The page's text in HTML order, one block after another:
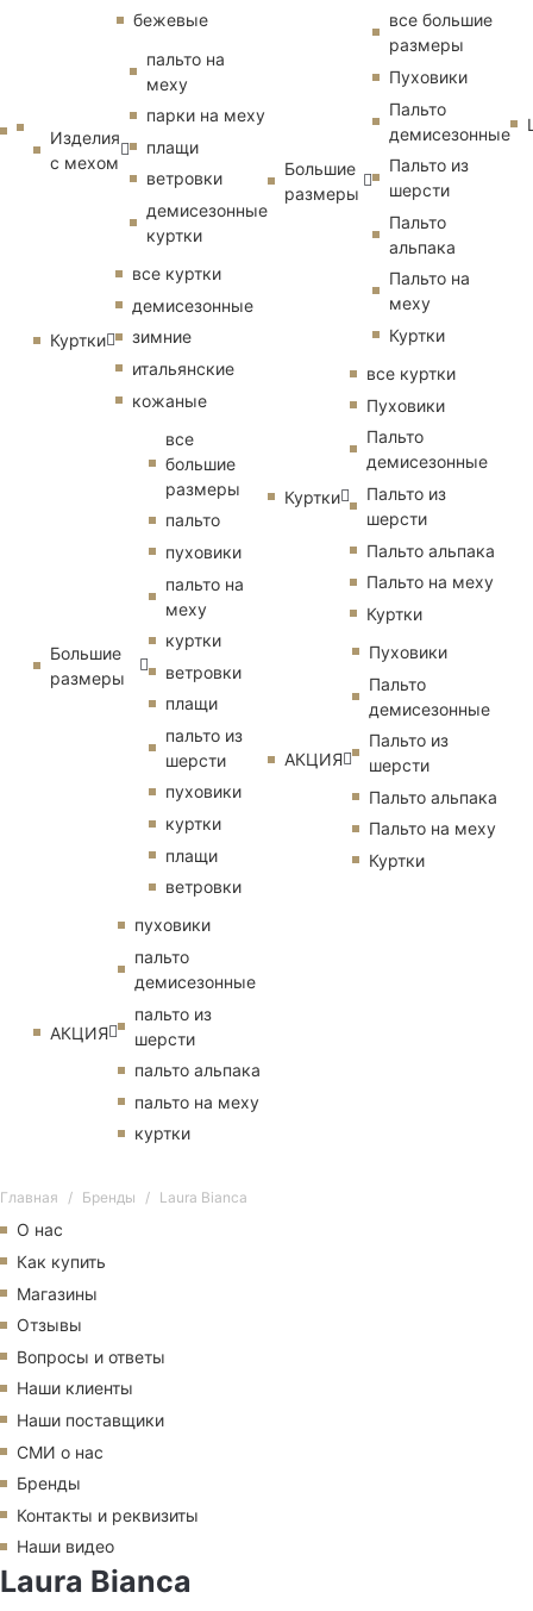
бежевые
Изделия
с мехом
пальто на
меху
парки на меху
плащи
ветровки
демисезонные
куртки
Куртки
все куртки
демисезонные
зимние
итальянские
кожаные
Большие
размеры
все
большие
размеры
пальто
пуховики
пальто на
меху
куртки
ветровки
плащи
пальто из
шерсти
пуховики
куртки
плащи
ветровки
АКЦИЯ
пуховики
пальто
демисезонные
пальто из
шерсти
пальто альпака
пальто на меху
куртки
Большие
размеры
все большие
размеры
Пуховики
Пальто
демисезонные
Пальто из
шерсти
Пальто
альпака
Пальто на
меху
Куртки
Куртки
все куртки
Пуховики
Пальто
демисезонные
Пальто из
шерсти
Пальто альпака
Пальто на меху
Куртки
АКЦИЯ
Пуховики
Пальто
демисезонные
Пальто из
шерсти
Пальто альпака
Пальто на меху
Куртки
Главная Бренды Laura Bianca
О нас
Как купить
Магазины
Отзывы
Вопросы и ответы
Наши клиенты
Наши поставщики
СМИ о нас
Бренды
Контакты и реквизиты
Наши видео
Laura Bianca